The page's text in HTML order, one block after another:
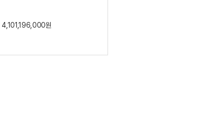
4,101,196,000원